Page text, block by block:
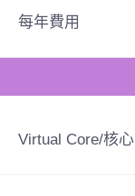
每年費用
Virtual Core/核心